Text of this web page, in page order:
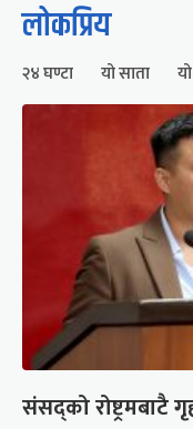
लोकप्रिय
२४ घण्टा यो साता
संसद्को रोष्ट्रमबाटै